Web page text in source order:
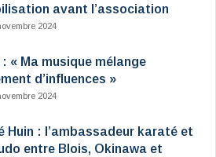
avant l’association
2024
: « Ma musique mélange
d’influences »
2024
Huin : l’ambassadeur karaté et
entre Blois, Okinawa et